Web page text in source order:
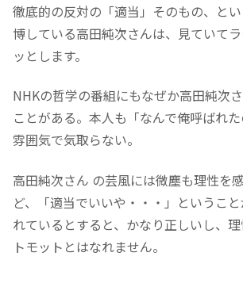
徹底的の反対の「適当」そのもの、と
博している高田純次さんは、見ていて
ッとします。
NHKの哲学の番組にもなぜか高田純次
ことがある。本人も「なんで俺呼ばれ
雰囲気で気取らない。
高田純次さん の芸風には微塵も理性を
ど、「適当でいいや・・・」というこ
れているとすると、かなり正しいし、
トモットとはなれません。